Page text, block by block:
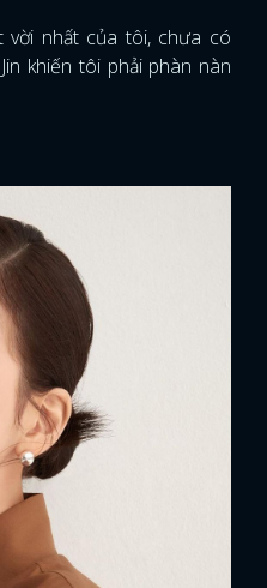
vời nhất của tôi, chưa có
khiến tôi phải phàn nàn